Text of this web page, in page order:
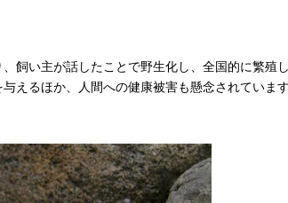
飼い主が話したことで野生化し、全国的に繁殖
えるほか、人間への健康被害も懸念されていま